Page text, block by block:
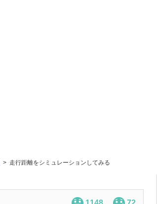
走行距離をシミュレーションしてみる